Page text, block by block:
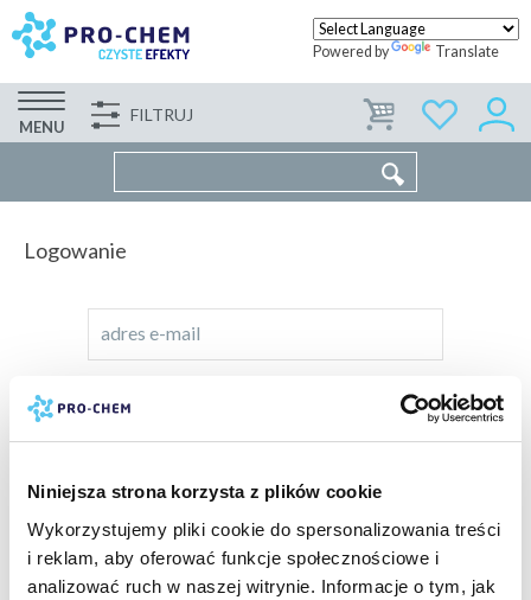
Niniejsza strona korzysta z plików cookie
Wykorzystujemy pliki cookie do spersonalizowania treści
i reklam, aby oferować funkcje społecznościowe i
analizować ruch w naszej witrynie. Informacje o tym, jak
Powered by Translate
MENU
FILTRUJ WSPÓŁPRACA KONTAKT
Logowanie
adres e-mail
hasło
NIE PAMIĘTAM HASŁA
ZALOGUJ SIĘ